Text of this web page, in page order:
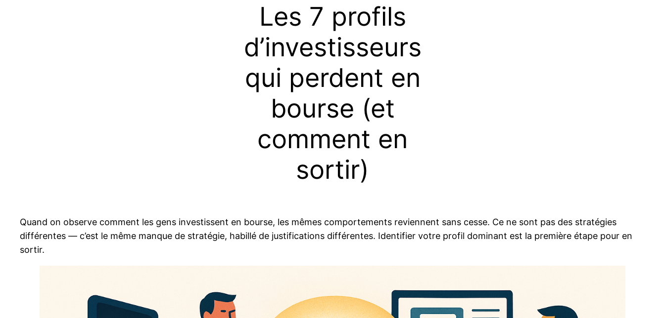
Les 7 profils
d’investisseurs
qui perdent en
bourse (et
comment en
sortir)
Quand on observe comment les gens investissent en bourse, les mêmes comportements reviennent sans cesse. Ce ne sont pas des stratégies
différentes — c’est le même manque de stratégie, habillé de justifications différentes. Identifier votre profil dominant est la première étape pour en
sortir.